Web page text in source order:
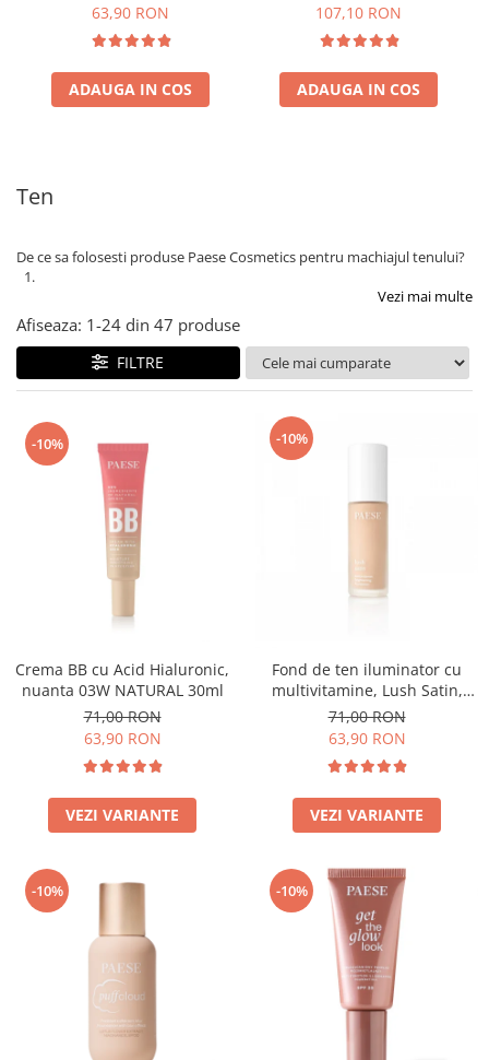
63,90 RON
ADAUGA IN COS
107,10 RON
ADAUGA IN COS
Ten
De ce sa folosesti produse Paese Cosmetics pentru machiajul tenului?
Vezi mai multe
Afiseaza: 1-24 din 47 produse
FILTRE
-10%
Crema BB cu Acid Hialuronic,
nuanta 03W NATURAL 30ml
71,00 RON
63,90 RON
VEZI VARIANTE
-10%
Fond de ten iluminator cu
multivitamine, Lush Satin,
nuanta 31 Warm Beige - 30ml
71,00 RON
63,90 RON
VEZI VARIANTE
-10% -10%